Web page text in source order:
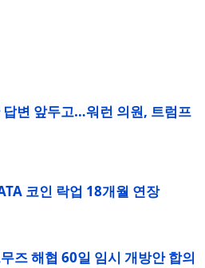
변 앞두고…워런 의원, 트럼프
코인 락업 18개월 연장
즈 해협 60일 임시 개방안 합의